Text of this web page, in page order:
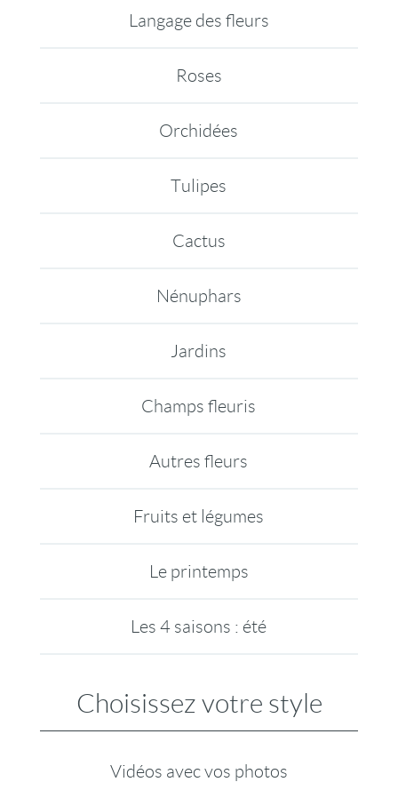
Langage des fleurs
Roses
Orchidées
Tulipes
Cactus
Nénuphars
Jardins
Champs fleuris
Autres fleurs
Fruits et légumes
Le printemps
Les 4 saisons : été
Choisissez votre style
Vidéos avec vos photos